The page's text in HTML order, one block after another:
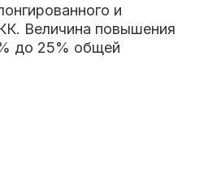
и
Величина повышения
до 25% общей